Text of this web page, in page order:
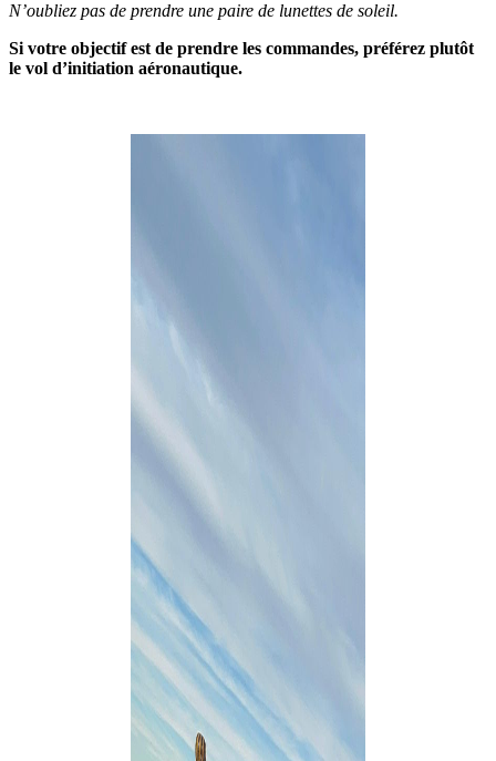
N’oubliez pas de prendre une paire de lunettes de soleil.
Si votre objectif est de prendre les commandes, préférez plutôt
le vol d’initiation aéronautique.